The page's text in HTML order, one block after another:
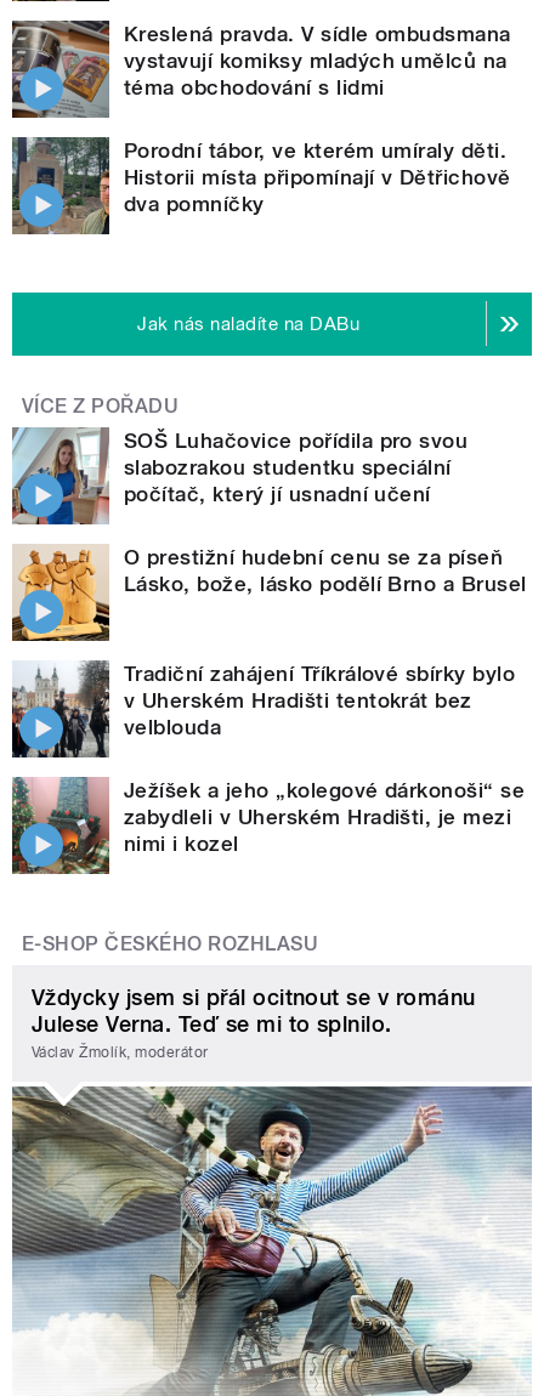
Kreslená pravda. V sídle ombudsmana
vystavují komiksy mladých umělců na
téma obchodování s lidmi
Porodní tábor, ve kterém umíraly děti.
Historii místa připomínají v Dětřichově
dva pomníčky
Jak nás naladíte na DABu
VÍCE Z POŘADU
SOŠ Luhačovice pořídila pro svou
slabozrakou studentku speciální
počítač, který jí usnadní učení
O prestižní hudební cenu se za píseň
Lásko, bože, lásko podělí Brno a Brusel
Tradiční zahájení Tříkrálové sbírky bylo
v Uherském Hradišti tentokrát bez
velblouda
Ježíšek a jeho „kolegové dárkonoši“ se
zabydleli v Uherském Hradišti, je mezi
nimi i kozel
E-SHOP ČESKÉHO ROZHLASU
Vždycky jsem si přál ocitnout se v románu
Julese Verna. Teď se mi to splnilo.
Václav Žmolík, moderátor